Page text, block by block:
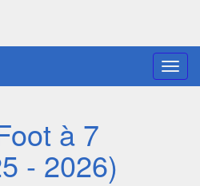
à 7
- 2026)